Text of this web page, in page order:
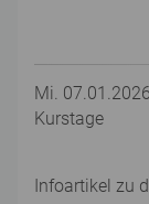
Mi.
Kurstage
Infoartikel zu